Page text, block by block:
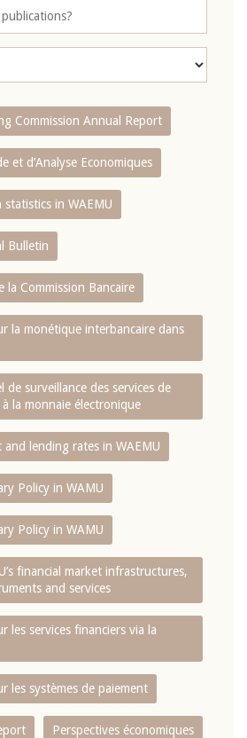
Commission Annual Report
et d’Analyse Economiques
statistics in WAEMU
Bulletin
la Commission Bancaire
la monétique interbancaire dans
de surveillance des services de
la monnaie électronique
lending rates in WAEMU
Policy in WAMU
Policy in WAMU
financial market infrastructures,
and services
les services financiers via la
les systèmes de paiement
Perspectives économiques